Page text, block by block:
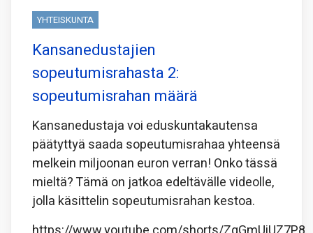
YHTEISKUNTA
Kansanedustajien
sopeutumisrahasta 2:
sopeutumisrahan määrä
Kansanedustaja voi eduskuntakautensa
päätyttyä saada sopeutumisrahaa yhteensä
melkein miljoonan euron verran! Onko tässä
mieltä? Tämä on jatkoa edeltävälle videolle,
jolla käsittelin sopeutumisrahan kestoa.